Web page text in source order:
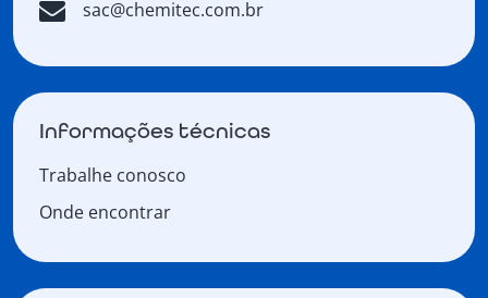
sac@chemitec.com.br
Informações técnicas
Trabalhe conosco
Onde encontrar